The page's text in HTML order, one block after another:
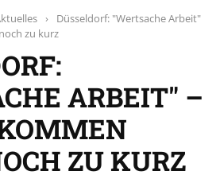
›
Düsseldorf: "Wertsache Arbeit"
zu kurz
ARBEIT" –
ZU KURZ